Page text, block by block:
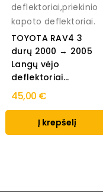
deflektoriai,priekinio
kapoto deflektoriai.
TOYOTA RAV4 3
durų 2000 → 2005
Langų vėjo
deflektoriai...
45,00 €
Į krepšelį